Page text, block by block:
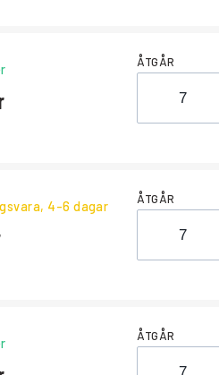
ÅTGÅR
, 4-6 dagar ÅTGÅR
ÅTGÅR